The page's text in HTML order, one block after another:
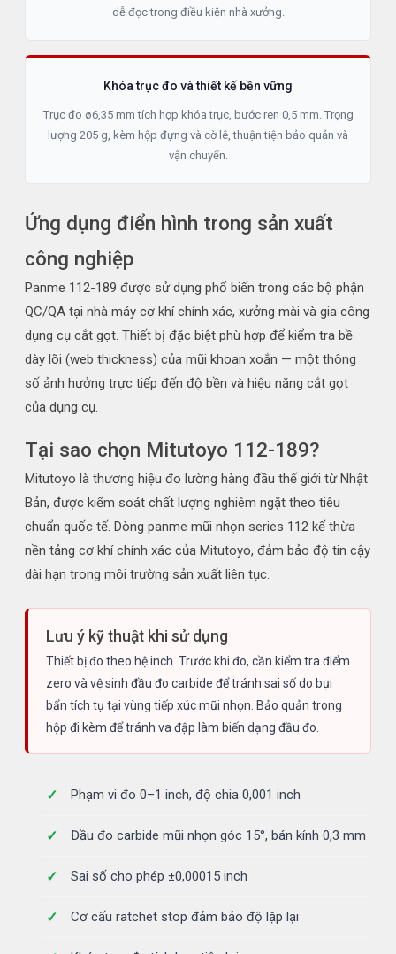
dễ đọc trong điều kiện nhà xưởng.
Khóa trục đo và thiết kế bền vững
Trục đo ø6,35 mm tích hợp khóa trục, bước ren 0,5 mm. Trọng
lượng 205 g, kèm hộp đựng và cờ lê, thuận tiện bảo quản và
vận chuyển.
Ứng dụng điển hình trong sản xuất
công nghiệp
Panme 112-189 được sử dụng phổ biến trong các bộ phận
QC/QA tại nhà máy cơ khí chính xác, xưởng mài và gia công
dụng cụ cắt gọt. Thiết bị đặc biệt phù hợp để kiểm tra bề
dày lõi (web thickness) của mũi khoan xoắn — một thông
số ảnh hưởng trực tiếp đến độ bền và hiệu năng cắt gọt
của dụng cụ.
Tại sao chọn Mitutoyo 112-189?
Mitutoyo là thương hiệu đo lường hàng đầu thế giới từ Nhật
Bản, được kiểm soát chất lượng nghiêm ngặt theo tiêu
chuẩn quốc tế. Dòng panme mũi nhọn series 112 kế thừa
nền tảng cơ khí chính xác của Mitutoyo, đảm bảo độ tin cậy
dài hạn trong môi trường sản xuất liên tục.
Lưu ý kỹ thuật khi sử dụng
Thiết bị đo theo hệ inch. Trước khi đo, cần kiểm tra điểm
zero và vệ sinh đầu đo carbide để tránh sai số do bụi
bẩn tích tụ tại vùng tiếp xúc mũi nhọn. Bảo quản trong
hộp đi kèm để tránh va đập làm biến dạng đầu đo.
Phạm vi đo 0–1 inch, độ chia 0,001 inch
Đầu đo carbide mũi nhọn góc 15°, bán kính 0,3 mm
Sai số cho phép ±0,00015 inch
Cơ cấu ratchet stop đảm bảo độ lặp lại